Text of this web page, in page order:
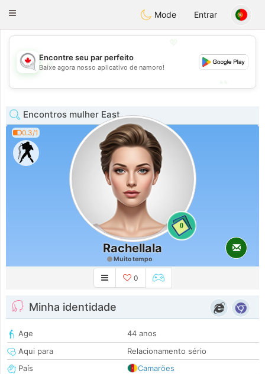
CANADIANchat
Toggle
Mode Entrar
💖
💕
Encontre seu par perfeito
Baixe agora nosso aplicativo de namoro!
Encontros mulher East
0.3/1
0
Rachellala
Muito tempo
0
Minha identidade
Age
44 anos
Aqui para
Relacionamento sério
País
Camarões